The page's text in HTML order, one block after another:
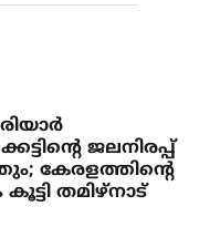
ജലനിരപ്പ്
കേരളത്തിന്റെ
തമിഴ്‌നാട്